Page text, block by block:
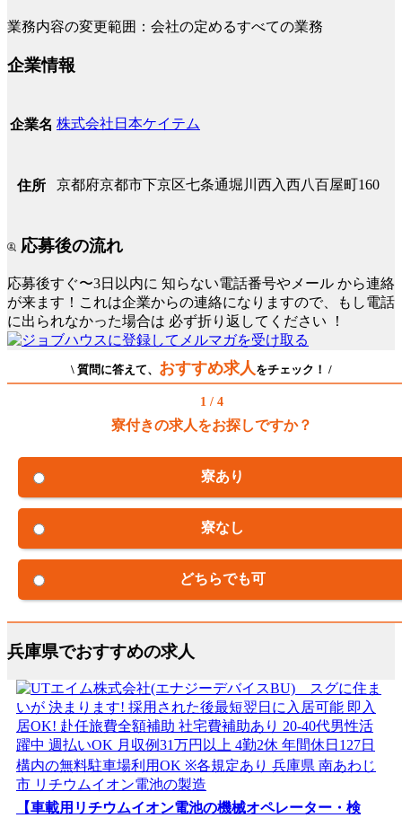
業務内容の変更範囲：会社の定めるすべての業務
企業情報
企業名 株式会社日本ケイテム
住所 京都府京都市下京区七条通堀川西入西八百屋町160
応募後の流れ
応募後すぐ〜3日以内に 知らない電話番号やメール から連絡
が来ます！これは企業からの連絡になりますので、もし電話
に出られなかった場合は 必ず折り返してください ！
\ 質問に答えて、 おすすめ求人 をチェック！ /
1 / 4
寮付きの求人をお探しですか？
寮あり
寮なし
どちらでも可
兵庫県でおすすめの求人
【車載用リチウムイオン電池の機械オペレーター・検